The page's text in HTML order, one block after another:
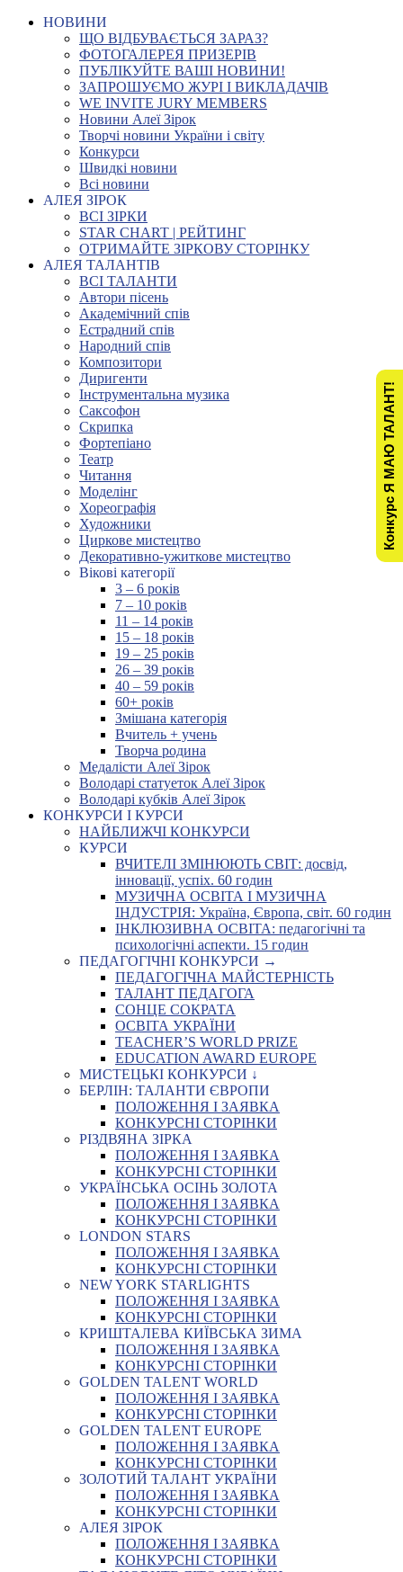
НОВИНИ
ЩО ВІДБУВАЄТЬСЯ ЗАРАЗ?
ФОТОГАЛЕРЕЯ ПРИЗЕРІВ
ПУБЛІКУЙТЕ ВАШІ НОВИНИ!
ЗАПРОШУЄМО ЖУРІ І ВИКЛАДАЧІВ
WE INVITE JURY MEMBERS
Новини Алеї Зірок
Творчі новини України і світу
Конкурси
Швидкі новини
Всі новини
АЛЕЯ ЗІРОК
ВСІ ЗІРКИ
STAR CHART | РЕЙТИНГ
ОТРИМАЙТЕ ЗІРКОВУ СТОРІНКУ
АЛЕЯ ТАЛАНТІВ
ВСІ ТАЛАНТИ
Автори пісень
Академічний спів
Естрадний спів
Народний спів
Композитори
Диригенти
Інструментальна музика
Саксофон
Скрипка
Фортепіано
Театр
Читання
Моделінг
Хореографія
Художники
Циркове мистецтво
Декоративно-ужиткове мистецтво
Вікові категорії
3 – 6 років
7 – 10 років
11 – 14 років
15 – 18 років
19 – 25 років
26 – 39 років
40 – 59 років
60+ років
Змішана категорія
Вчитель + учень
Творча родина
Медалісти Алеї Зірок
Володарі статуеток Алеї Зірок
Володарі кубків Алеї Зірок
КОНКУРСИ І КУРСИ
НАЙБЛИЖЧІ КОНКУРСИ
КУРСИ
ВЧИТЕЛІ ЗМІНЮЮТЬ СВІТ: досвід,
інновації, успіх. 60 годин
МУЗИЧНА ОСВІТА І МУЗИЧНА
ІНДУСТРІЯ: Україна, Європа, світ. 60 годин
ІНКЛЮЗИВНА ОСВІТА: педагогічні та
психологічні аспекти. 15 годин
ПЕДАГОГІЧНІ КОНКУРСИ →
ПЕДАГОГІЧНА МАЙСТЕРНІСТЬ
ТАЛАНТ ПЕДАГОГА
СОНЦЕ СОКРАТА
ОСВІТА УКРАЇНИ
TEACHER’S WORLD PRIZE
EDUCATION AWARD EUROPE
МИСТЕЦЬКІ КОНКУРСИ ↓
БЕРЛІН: ТАЛАНТИ ЄВРОПИ
ПОЛОЖЕННЯ І ЗАЯВКА
КОНКУРСНІ СТОРІНКИ
РІЗДВЯНА ЗІРКА
ПОЛОЖЕННЯ І ЗАЯВКА
КОНКУРСНІ СТОРІНКИ
УКРАЇНСЬКА ОСІНЬ ЗОЛОТА
ПОЛОЖЕННЯ І ЗАЯВКА
КОНКУРСНІ СТОРІНКИ
LONDON STARS
ПОЛОЖЕННЯ І ЗАЯВКА
КОНКУРСНІ СТОРІНКИ
NEW YORK STARLIGHTS
ПОЛОЖЕННЯ І ЗАЯВКА
КОНКУРСНІ СТОРІНКИ
КРИШТАЛЕВА КИЇВСЬКА ЗИМА
ПОЛОЖЕННЯ І ЗАЯВКА
КОНКУРСНІ СТОРІНКИ
GOLDEN TALENT WORLD
ПОЛОЖЕННЯ І ЗАЯВКА
КОНКУРСНІ СТОРІНКИ
GOLDEN TALENT EUROPE
ПОЛОЖЕННЯ І ЗАЯВКА
КОНКУРСНІ СТОРІНКИ
ЗОЛОТИЙ ТАЛАНТ УКРАЇНИ
ПОЛОЖЕННЯ І ЗАЯВКА
КОНКУРСНІ СТОРІНКИ
АЛЕЯ ЗІРОК
ПОЛОЖЕННЯ І ЗАЯВКА
КОНКУРСНІ СТОРІНКИ
Конкурс Я МАЮ ТАЛАНТ!